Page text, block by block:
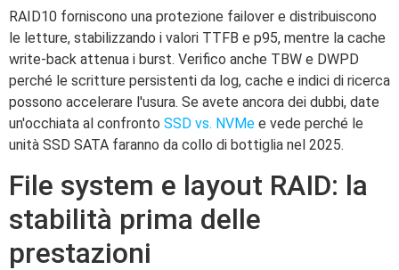
RAID10 forniscono una protezione failover e distribuiscono
le letture, stabilizzando i valori TTFB e p95, mentre la cache
write-back attenua i burst. Verifico anche TBW e DWPD
perché le scritture persistenti da log, cache e indici di ricerca
possono accelerare l'usura. Se avete ancora dei dubbi, date
un'occhiata al confronto SSD vs. NVMe e vede perché le
unità SSD SATA faranno da collo di bottiglia nel 2025.
File system e layout RAID: la
stabilità prima delle
prestazioni